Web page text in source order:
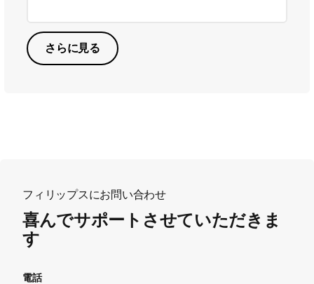
さらに見る
フィリップスにお問い合わせ
喜んでサポートさせていただきま
す
電話